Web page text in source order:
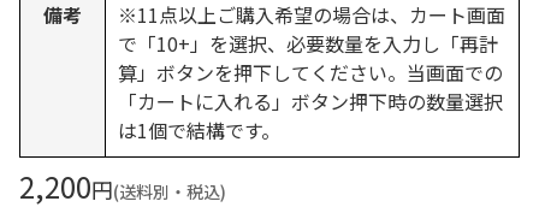
備考
※11点以上ご購入希望の場合は、カート画面
で「10+」を選択、必要数量を入力し「再計
算」ボタンを押下してください。当画面での
「カートに入れる」ボタン押下時の数量選択
は1個で結構です。
2,200円(送料別・税込)